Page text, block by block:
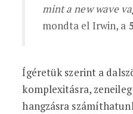
mint a new wave
mondta el Irwin, a
Ígéretük szerint a
komplexitásra,
hangzásra